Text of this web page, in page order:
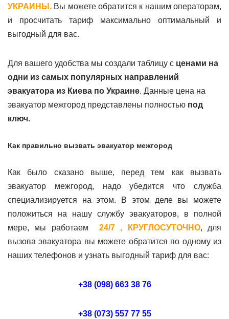
УКРАИНЫ. Вы можете обратится к нашим операторам,
и просчитать тариф максимально оптимальный и
выгодный для вас.
Для вашего удобства мы создали таблицу с ценами на
одни из самых популярных направлений
эвакуатора из Киева по Украине. Данные цена на
эвакуатор межгород представлены полностью под
ключ.
Как правильно вызвать эвакуатор межгород
Как было сказано выше, перед тем как вызвать
эвакуатор межгород, надо убедится что служба
специализируется на этом. В этом деле вы можете
положиться на нашу службу эвакуаторов, в полной
мере, мы работаем
24/7 , КРУГЛОСУТОЧНО, для
вызова эвакуатора вы можете обратится по одному из
наших телефонов и узнать выгодный тариф для вас:
+38 (098) 663 38 76
+38 (073) 557 77 55